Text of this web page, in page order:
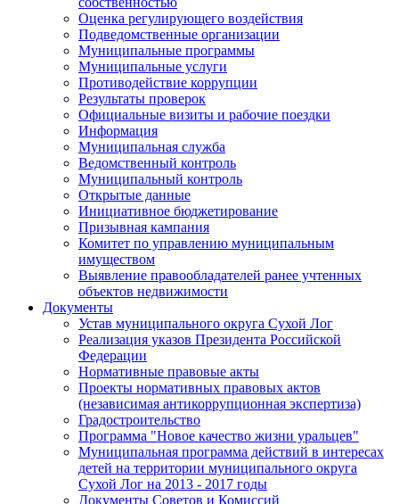
Оценка регулирующего воздействия
Подведомственные организации
Муниципальные программы
Муниципальные услуги
Противодействие коррупции
Результаты проверок
Официальные визиты и рабочие поездки
Информация
Муниципальная служба
Ведомственный контроль
Муниципальный контроль
Открытые данные
Инициативное бюджетирование
Призывная кампания
Комитет по управлению муниципальным
имуществом
Выявление правообладателей ранее учтенных
объектов недвижимости
Документы
Устав муниципального округа Сухой Лог
Реализация указов Президента Российской
Федерации
Нормативные правовые акты
Проекты нормативных правовых актов
(независимая антикоррупционная экспертиза)
Градостроительство
Программа "Новое качество жизни уральцев"
Муниципальная программа действий в интересах
детей на территории муниципального округа
Сухой Лог на 2013 - 2017 годы
Документы Советов и Комиссий